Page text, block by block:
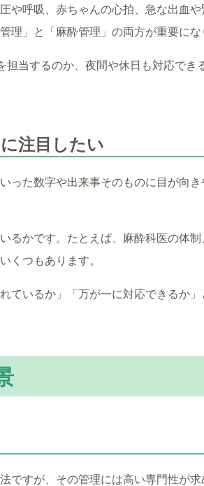
や呼吸、赤ちゃんの心拍、急な出血や
」と「麻酔管理」の両方が重要にな
当するのか、夜間や休日も対応でき
注目したい
った数字や出来事そのものに目が向き
るかです。たとえば、麻酔科医の体制
くつもあります。
ているか」「万が一に対応できるか」
ですが、その管理には高い専門性が求